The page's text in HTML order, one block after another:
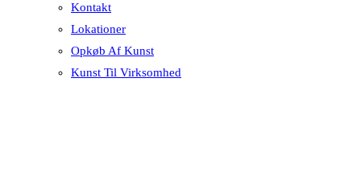
Kontakt
Lokationer
Opkøb Af Kunst
Kunst Til Virksomhed